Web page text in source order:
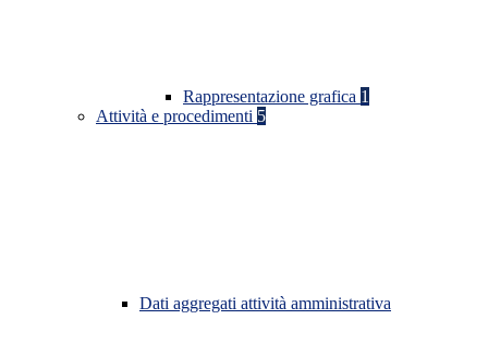
Rappresentazione grafica 1
Attività e procedimenti 5
Dati aggregati attività amministrativa